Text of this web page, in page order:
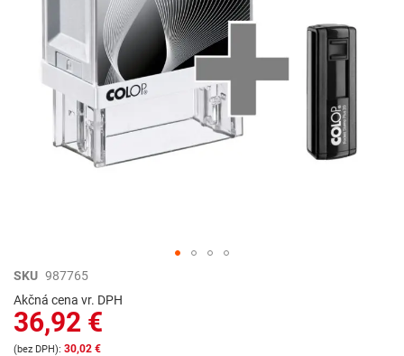
Preskočiť
na
začiatok
galérie
obrázkov
SKU 987765
Akčná cena vr. DPH
36,92 €
30,02 €